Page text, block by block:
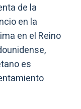
de la
en la
en el Reino
es